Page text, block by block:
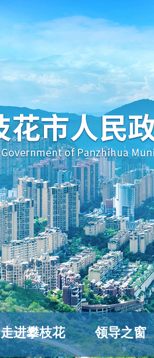
走进攀枝花 领导之窗